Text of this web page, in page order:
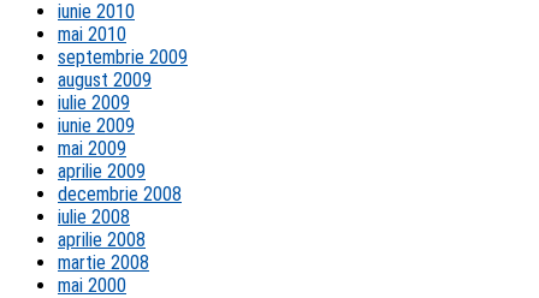
iunie 2010
mai 2010
septembrie 2009
august 2009
iulie 2009
iunie 2009
mai 2009
aprilie 2009
decembrie 2008
iulie 2008
aprilie 2008
martie 2008
mai 2000